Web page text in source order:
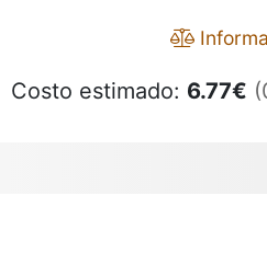
Costo estimado: 6.77€